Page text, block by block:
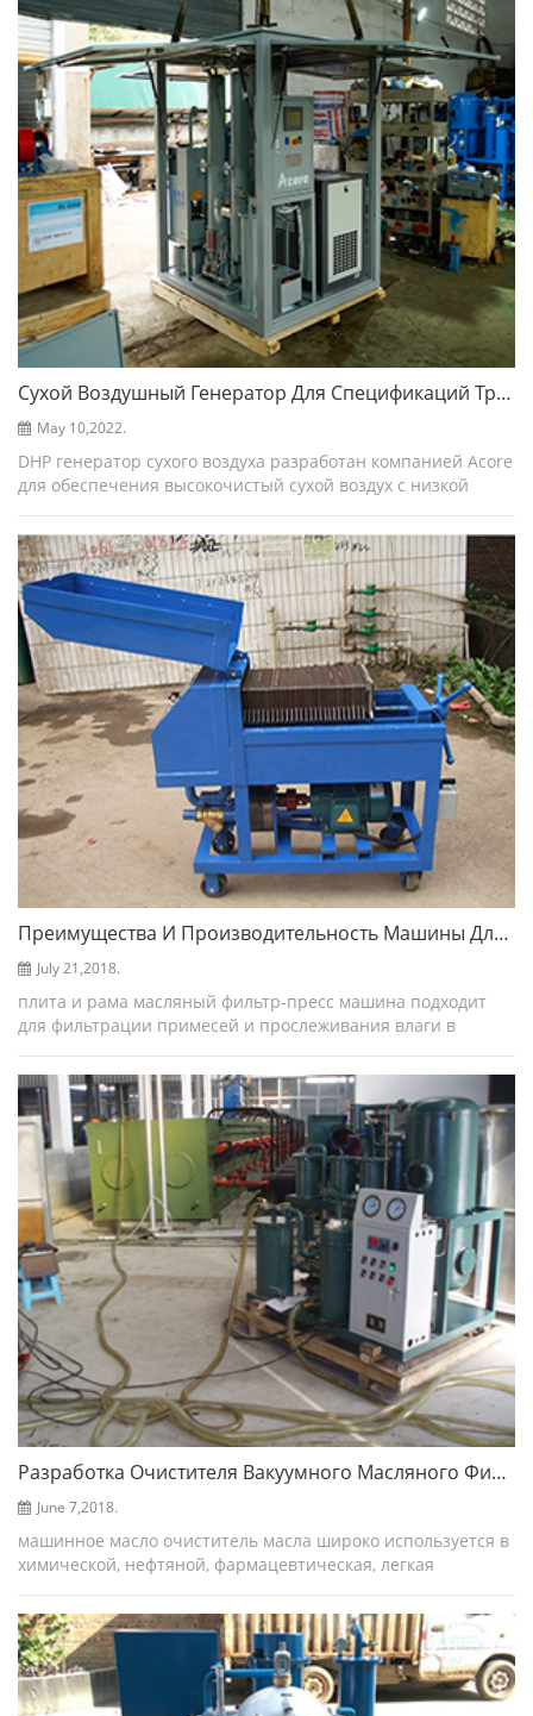
Сухой Воздушный Генератор Для Спецификаций Трансформаторов - Acore
May 10,2022.
DHP генератор сухого воздуха разработан компанией Acore
для обеспечения высокочистый сухой воздух с низкой
больших силовое оборудование, такое ка...
Преимущества И Производительность Машины Для Прессования Масляного Фильтра Трансформатора
July 21,2018.
плита и рама масляный фильтр-пресс машина подходит
для фильтрации примесей и прослеживания влаги в
механическое масло, гидравлическое масло и краска...
Разработка Очистителя Вакуумного Масляного Фильтра - Фильтрационная Фильтрация Co.ltd
June 7,2018.
машинное масло очиститель масла широко используется в
химической, нефтяной, фармацевтическая, легкая
очистка воды ведомства. первичная фильтрация ...